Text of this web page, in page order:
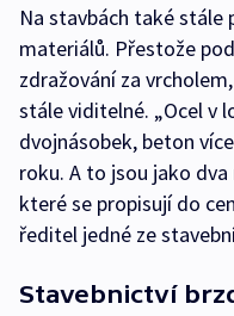
Na stavbách také stále
materiálů. Přestože
zdražování za
stále viditelné. „Ocel v
dvojnásobek, beton
roku. A to jsou jako
které se propisují do
ředitel jedné ze
Stavebnictví